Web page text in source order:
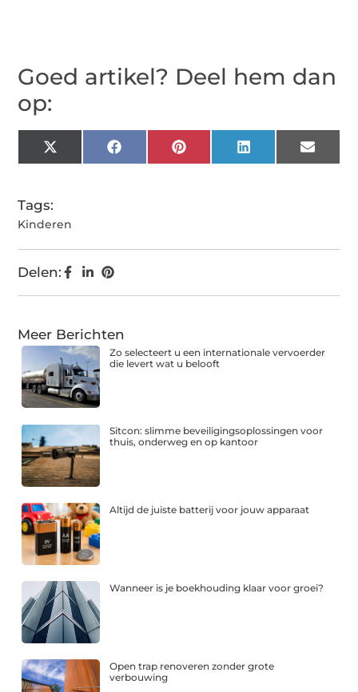
Goed artikel? Deel hem dan
op:
X
(Twitter)
FacebookPinterestLinkedIn Email
Tags:
Kinderen
Delen:
Meer Berichten
Zo selecteert u een internationale vervoerder
die levert wat u belooft
Sitcon: slimme beveiligingsoplossingen voor
thuis, onderweg en op kantoor
Altijd de juiste batterij voor jouw apparaat
Wanneer is je boekhouding klaar voor groei?
Open trap renoveren zonder grote
verbouwing